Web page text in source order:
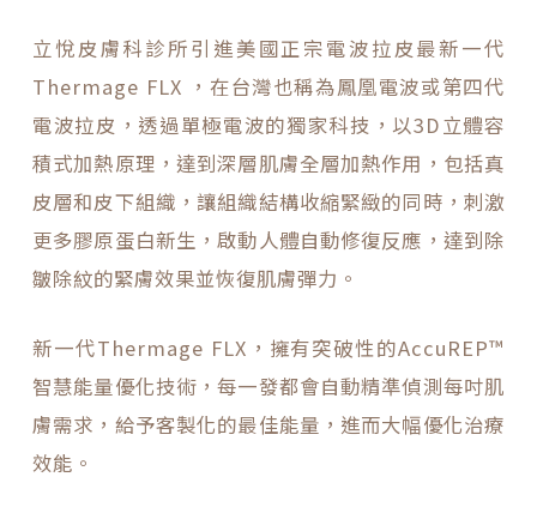
立悅皮膚科診所引進美國正宗電波拉皮最新一代
Thermage FLX ，在台灣也稱為鳳凰電波或第四代
電波拉皮，透過單極電波的獨家科技，以3D立體容
積式加熱原理，達到深層肌膚全層加熱作用，包括真
皮層和皮下組織，讓組織結構收縮緊緻的同時，刺激
更多膠原蛋白新生，啟動人體自動修復反應，達到除
皺除紋的緊膚效果並恢復肌膚彈力。
新一代Thermage FLX，擁有突破性的AccuREP™
智慧能量優化技術，每一發都會自動精準偵測每吋肌
膚需求，給予客製化的最佳能量，進而大幅優化治療
效能。